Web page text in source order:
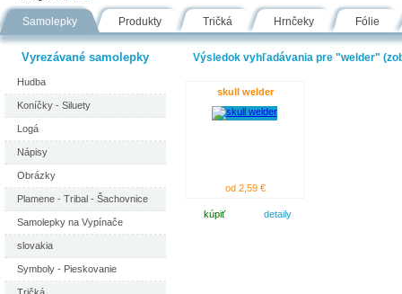
Samolepky Produkty Tričká Hrnčeky Fólie
Vyrezávané samolepky
Hudba
Koníčky - Siluety
Logá
Nápisy
Obrázky
Plamene - Tribal - Šachovnice
Samolepky na Vypínače
slovakia
Symboly - Pieskovanie
Výsledok vyhľadávania pre "welder"
skull welder
od 2,59 €
kúpiť detaily